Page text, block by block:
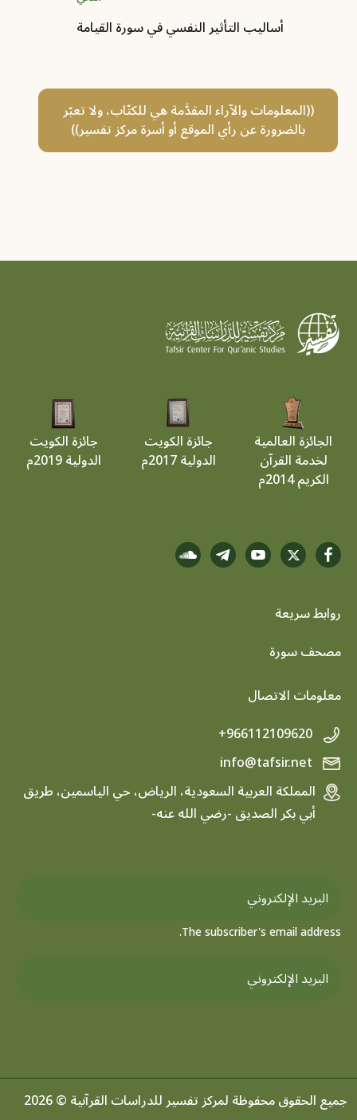
أساليب التأثير النفسي في سورة القيامة
((المعلومات والآراء المقدَّمة هي للكتّاب، ولا تعبّر
بالضرورة عن رأي الموقع أو أسرة مركز تفسير))
الجائزة العالمية
لخدمة القرآن
الكريم 2014م
جائزة الكويت
الدولية 2017م
جائزة الكويت
الدولية 2019م
روابط سريعة
footer menu
مصحف سورة
معلومات الاتصال
+966112109620
المملكة العربية السعودية، الرياض، حي الياسمين، طريق
أبي بكر الصديق -رضي الله عنه-
The subscriber's email address.
جميع الحقوق محفوظة لمركز تفسير للدراسات القرآنية © 2026